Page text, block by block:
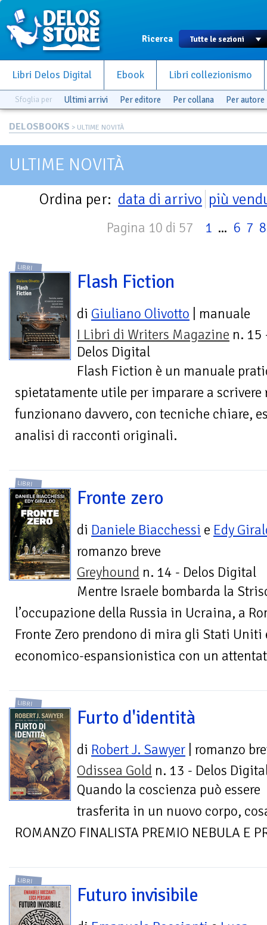
Ricerca
Libri Delos Digital Ebook Libri collezionismo
Sfoglia per Ultimi arrivi Per editore Per collana Per autore
DELOSBOOKS > ULTIME NOVITÀ
ULTIME NOVITÀ
Ordina per: data di arrivo più
Pagina 10 di 57 1 ... 6 7 8
LIBRI
Flash Fiction
di Giuliano Olivotto | manuale
I Libri di Writers Magazine n. 15
Delos Digital
Flash Fiction è un manuale
spietatamente utile per imparare a
funzionano davvero, con tecniche chiare,
analisi di racconti originali.
LIBRI
Fronte zero
di Daniele Biacchessi e Edy
romanzo breve
Greyhound n. 14 - Delos Digital
Mentre Israele bombarda la
l’occupazione della Russia in Ucraina, a
Fronte Zero prendono di mira gli Stati
economico-espansionistica con un
LIBRI
Furto d'identità
di Robert J. Sawyer | romanzo
Odissea Gold n. 13 - Delos
Quando la coscienza può essere
trasferita in un nuovo corpo,
ROMANZO FINALISTA PREMIO NEBULA E
LIBRI
Futuro invisibile